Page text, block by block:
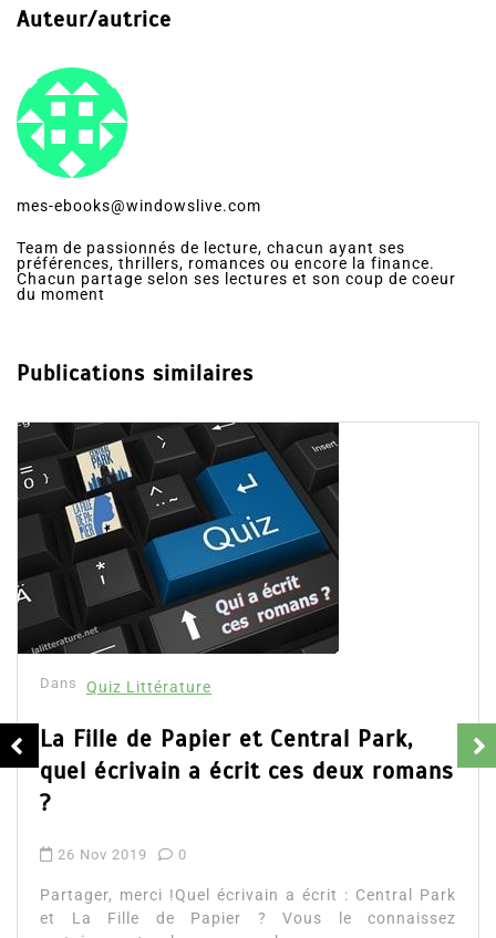
Auteur/autrice
mes-ebooks@windowslive.com
Team de passionnés de lecture, chacun ayant ses
préférences, thrillers, romances ou encore la finance.
Chacun partage selon ses lectures et son coup de coeur
du moment
Publications similaires
Dans Quiz Littérature
La Fille de Papier et Central Park,
quel écrivain a écrit ces deux romans
?
26 Nov 2019 0
Partager, merci !Quel écrivain a écrit : Central Park
et La Fille de Papier ? Vous le connaissez